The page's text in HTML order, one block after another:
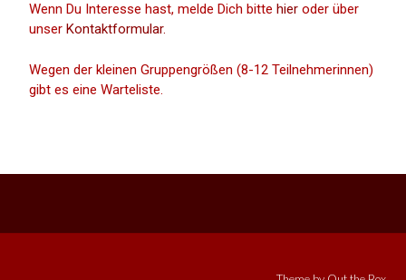
Wenn Du Interesse hast, melde Dich bitte hier oder über
unser Kontaktformular.
Wegen der kleinen Gruppengrößen (8-12 Teilnehmerinnen)
gibt es eine Warteliste.